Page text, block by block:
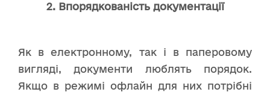
2. Впорядкованість документації
Як в електронному, так і в паперовому
вигляді, документи люблять порядок.
Якщо в режимі офлайн для них потрібні